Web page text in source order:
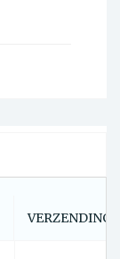
VERZENDING